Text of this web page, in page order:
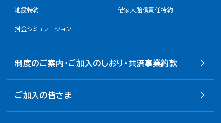
地震特約 借家人賠償責任特約
掛金シミュレーション
制度のご案内・ご加入のしおり・共済事業約款
ご加入の皆さま